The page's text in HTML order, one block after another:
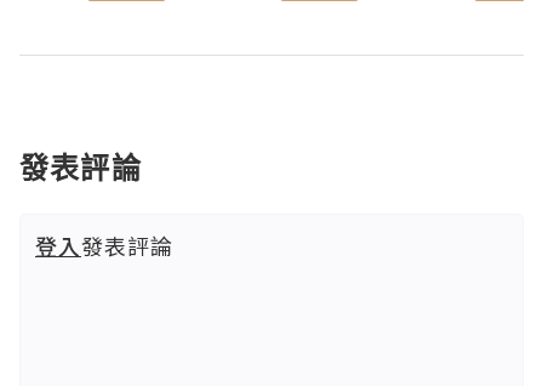
發表評論
登入發表評論